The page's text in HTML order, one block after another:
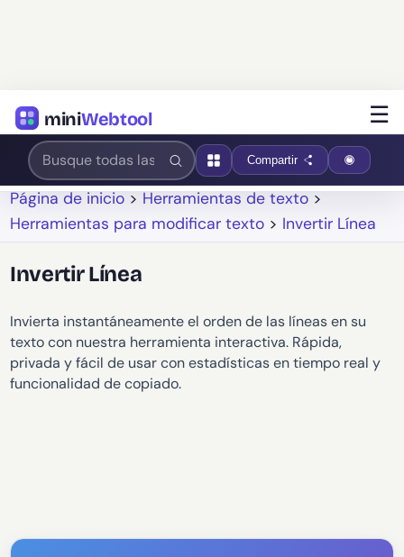
miniWebtool ☰
Compartir
Página de inicio > Herramientas de texto >
Herramientas para modificar texto > Invertir Línea
Invertir Línea
Invierta instantáneamente el orden de las líneas en su
texto con nuestra herramienta interactiva. Rápida,
privada y fácil de usar con estadísticas en tiempo real y
funcionalidad de copiado.